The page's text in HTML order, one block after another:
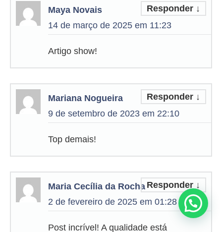
Maya Novais
14 de março de 2025 em 11:23
Responder ↓
Artigo show!
Mariana Nogueira
9 de setembro de 2023 em 22:10
Responder ↓
Top demais!
Maria Cecília da Rocha
2 de fevereiro de 2025 em 01:28
Responder ↓
Post incrível! A qualidade está
Precisa de ajuda?